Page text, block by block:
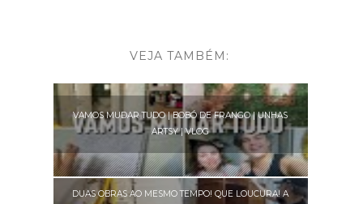
VEJA TAMBÉM:
VAMOS MUDAR TUDO | BOBÓ DE FRANGO | UNHAS
ARTSY | VLOG
DUAS OBRAS AO MESMO TEMPO! QUE LOUCURA! A